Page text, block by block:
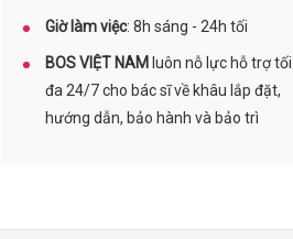
Giờ làm việc: 8h sáng - 24h tối
BOS VIỆT NAM luôn nỗ lực hỗ trợ tối
đa 24/7 cho bác sĩ về khâu lắp đặt,
hướng dẫn, bảo hành và bảo trì